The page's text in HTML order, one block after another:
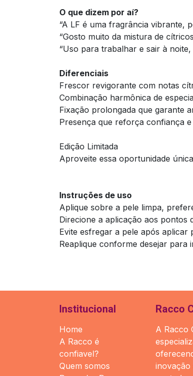
O que dizem por aí?
“A LF é uma fragrância vibrante,
“Gosto muito da mistura de
“Uso para trabalhar e sair à
Diferenciais
Frescor revigorante com notas
Combinação harmônica de
Fixação prolongada que garante
Presença que reforça confiança
Edição Limitada
Aproveite essa oportunidade
Instruções de uso
Aplique sobre a pele limpa,
Direcione a aplicação aos pontos
Evite esfregar a pele após
Reaplique conforme desejar para
Institucional
Home
A Racco é
confiavel?
Quem somos
Racco
A Racco
inovação